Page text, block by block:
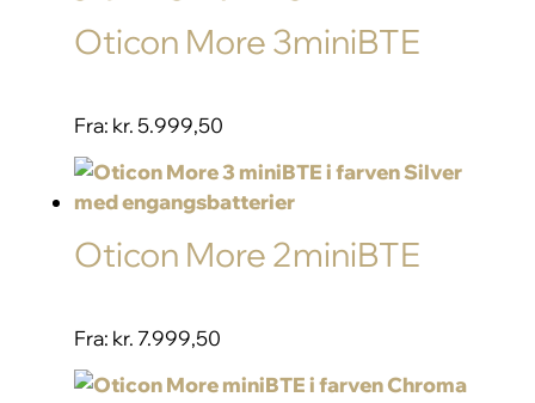
Oticon More 3miniBTE
Fra: kr. 5.999,50
Oticon More 2miniBTE
Fra: kr. 7.999,50